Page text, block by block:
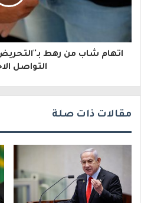
و
اتهام شاب من رهط
التواصل
مقالات ذات صلة